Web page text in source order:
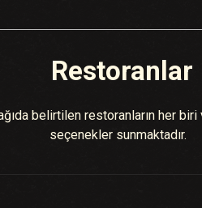
Restoranlar
belirtilen restoranların her
seçenekler sunmaktadır.